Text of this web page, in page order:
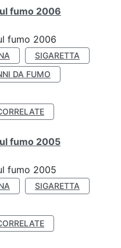
fumo 2006
fumo 2006
SIGARETTA
DA FUMO
fumo 2005
fumo 2005
SIGARETTA